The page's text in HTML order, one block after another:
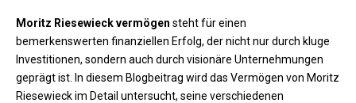
Moritz Riesewieck vermögen steht für einen
bemerkenswerten finanziellen Erfolg, der nicht nur durch kluge
Investitionen, sondern auch durch visionäre Unternehmungen
geprägt ist. In diesem Blogbeitrag wird das Vermögen von Moritz
Riesewieck im Detail untersucht, seine verschiedenen